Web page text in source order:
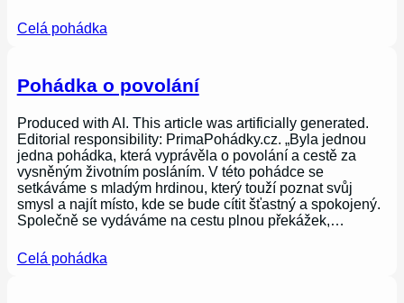
Celá pohádka
Pohádka o povolání
Produced with AI. This article was artificially generated.
Editorial responsibility: PrimaPohádky.cz. „Byla jednou
jedna pohádka, která vyprávěla o povolání a cestě za
vysněným životním posláním. V této pohádce se
setkáváme s mladým hrdinou, který touží poznat svůj
smysl a najít místo, kde se bude cítit šťastný a spokojený.
Společně se vydáváme na cestu plnou překážek,…
Celá pohádka